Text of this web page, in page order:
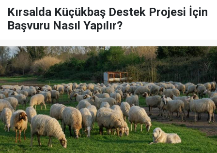
Kırsalda Küçükbaş Destek Projesi İçin
Başvuru Nasıl Yapılır?